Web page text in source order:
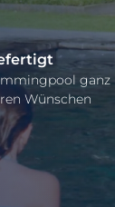
ganz
Wünschen